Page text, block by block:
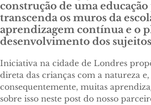
construção de uma
transcenda os muros da
aprendizagem contínua e o
desenvolvimento dos
Iniciativa na cidade de Londres
direta das crianças com a natureza e,
consequentemente, muitas
sobre isso neste post do nosso